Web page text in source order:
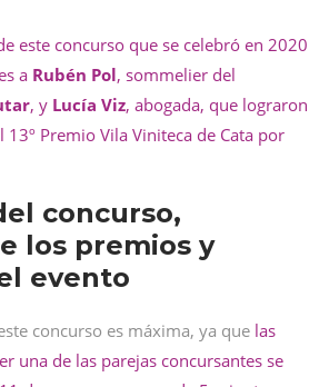
este concurso que se celebró en 2020
a Rubén Pol, sommelier del
, y Lucía Viz, abogada, que lograron
Premio Vila Viniteca de Cata por
concurso,
los premios y
evento
concurso es máxima, ya que las
una de las parejas concursantes se